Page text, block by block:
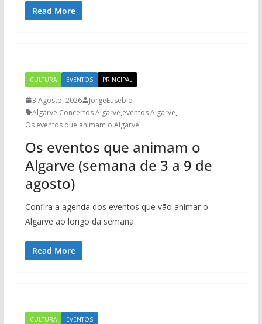
Read More
CULTURA EVENTOS PRINCIPAL
3 Agosto, 2026
JorgeEusebio
Algarve,Concertos Algarve,eventos Algarve,
Os eventos que animam o Algarve
Os eventos que animam o
Algarve (semana de 3 a 9 de
agosto)
Confira a agenda dos eventos que vão animar o
Algarve ao longo da semana.
Read More
CULTURA EVENTOS